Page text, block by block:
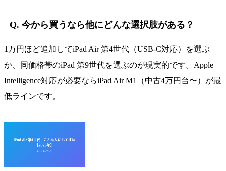
Q. 今から買うなら他にどんな選択肢がある？
1万円ほど追加してiPad Air 第4世代（USB-C対応）を選ぶ
か、同価格帯のiPad 第9世代を選ぶのが現実的です。Apple
Intelligence対応が必要ならiPad Air M1（中古4万円台〜）が最
低ラインです。